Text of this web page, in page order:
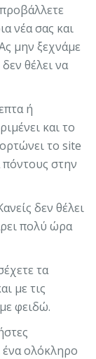
νέα σας και
μην ξεχνάμε
θέλει να
ή
και το
το site
πόντους στην
δεν θέλει
πολύ ώρα
τα
με τις
φειδώ.
ολόκληρο